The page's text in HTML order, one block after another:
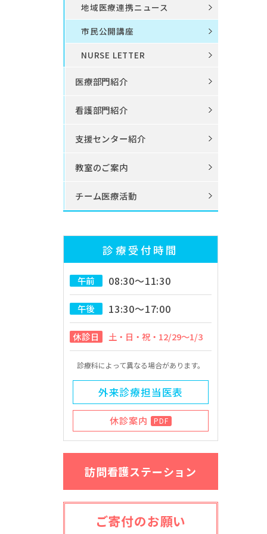
地域医療連携ニュース
市民公開講座
NURSE LETTER
医療部門紹介
看護部門紹介
支援センター紹介
教室のご案内
チーム医療活動
診療受付時間
午前 08:30～11:30
午後 13:30～17:00
休診日 土・日・祝・12/29～1/3
診療科によって異なる場合があります。
外来診療担当医表
休診案内 PDF
訪問看護ステーション
ご寄付のお願い